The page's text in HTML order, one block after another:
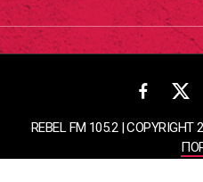
REBEL FM 105.2 | COPYRIGHT